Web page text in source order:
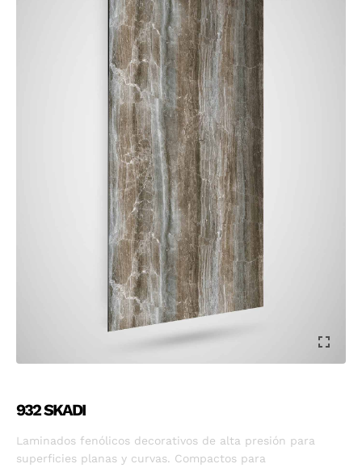
DOCUMENTACIÓN TÉCNICA
MEDIO AMBIENTE
932 SKADI
Laminados fenólicos decorativos de alta presión para
superficies planas y curvas. Compactos para